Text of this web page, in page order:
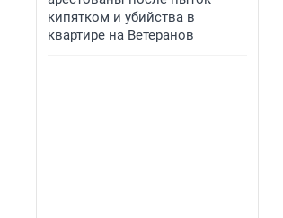
кипятком и убийства в
квартире на Ветеранов